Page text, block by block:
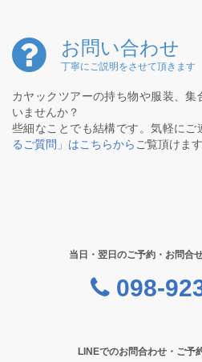
お問い合わせ
丁寧にご説明をさせて頂きます
カヤックツアーの持ち物や服装、
いませんか？
些細なことでも結構です。気軽にご
るご質問」はこちらから ご覧頂けます
当日・翌日のご予約・お問合
098-
LINEでのお問合わせ・ご予